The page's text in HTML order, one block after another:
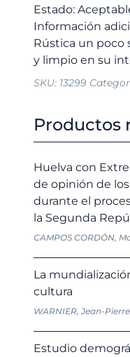
Estado:
Información
Rústica un poco
SKU: 13299
Productos
Huelva con
de opinión de
durante el
la Segunda
CAMPOS CORDÓN,
La
cultura
WARNIER, Jean-
Estudio